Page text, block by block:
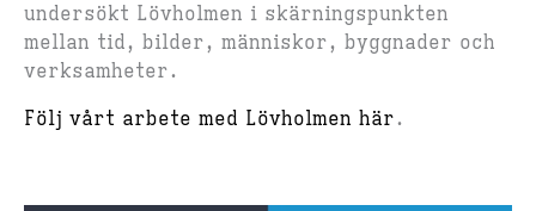
undersökt Lövholmen i skärningspunkten
mellan tid, bilder, människor, byggnader och
verksamheter.
Följ vårt arbete med Lövholmen här.